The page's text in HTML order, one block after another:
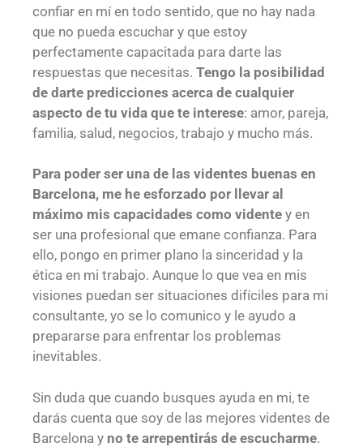
confiar en mí en todo sentido, que no hay nada
que no pueda escuchar y que estoy
perfectamente capacitada para darte las
respuestas que necesitas. Tengo la posibilidad
de darte predicciones acerca de cualquier
aspecto de tu vida que te interese: amor, pareja,
familia, salud, negocios, trabajo y mucho más.
Para poder ser una de las videntes buenas en
Barcelona, me he esforzado por llevar al
máximo mis capacidades como vidente y en
ser una profesional que emane confianza. Para
ello, pongo en primer plano la sinceridad y la
ética en mi trabajo. Aunque lo que vea en mis
visiones puedan ser situaciones difíciles para mi
consultante, yo se lo comunico y le ayudo a
prepararse para enfrentar los problemas
inevitables.
Sin duda que cuando busques ayuda en mi, te
darás cuenta que soy de las mejores videntes de
Barcelona y no te arrepentirás de escucharme.